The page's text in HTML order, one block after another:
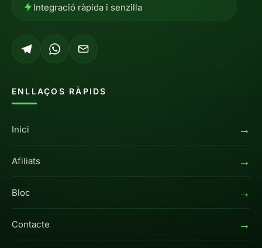
Integració ràpida i senzilla
ENLLAÇOS RÀPIDS
Inici →
Afiliats →
Bloc →
Contacte →